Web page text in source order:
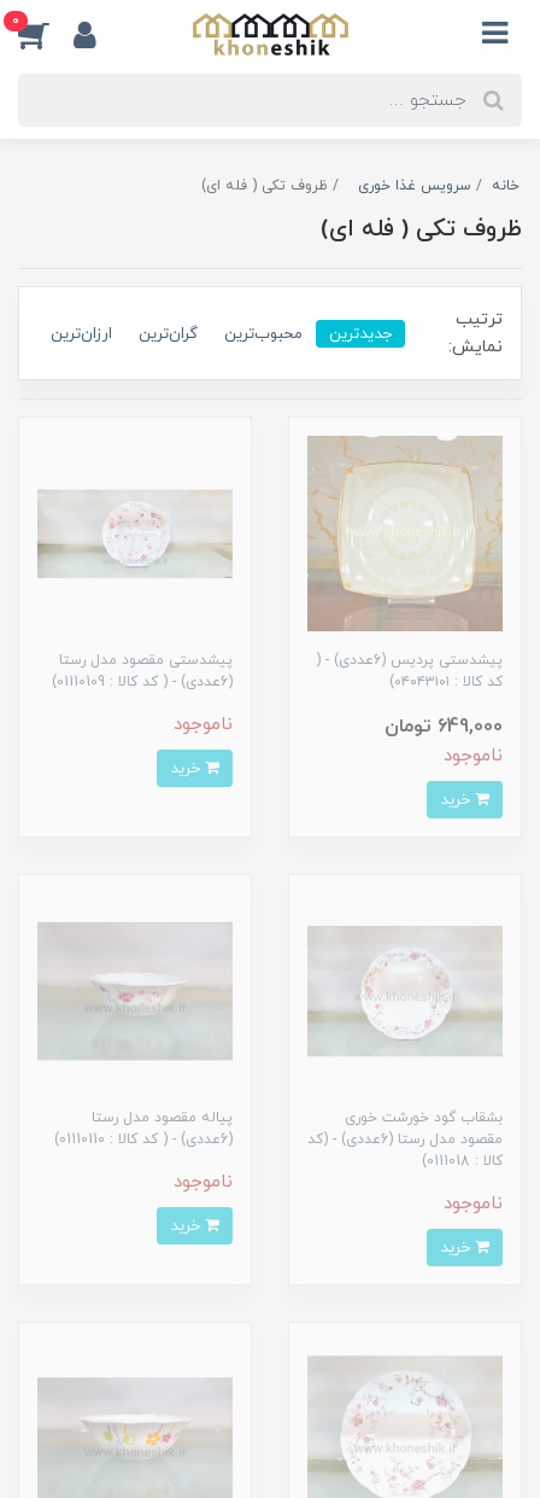
0
خانه سرویس غذا خوری ظروف تکی ( فله ای)
ظروف تکی ( فله ای)
ترتیب
نمایش:
جدیدترین محبوب‌ترین گران‌ترین ارزان‌ترین
پیشدستی پردیس (6عددی) - (
کد کالا : ۰۴۰۴۳۱۰۱)
649,000 تومان
ناموجود
پیشدستی مقصود مدل رستا
(6عددی) - ( کد کالا : 01110109)
ناموجود
بشقاب گود خورشت خوری
مقصود مدل رستا (6عددی) - (کد
کالا : 0111018)
ناموجود
پیاله مقصود مدل رستا
(6عددی) - ( کد کالا : 01110110)
ناموجود